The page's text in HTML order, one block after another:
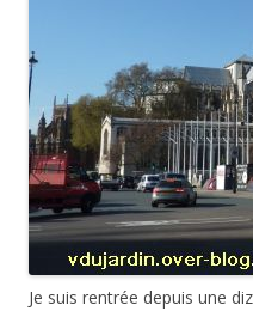
Je suis rentrée depuis une